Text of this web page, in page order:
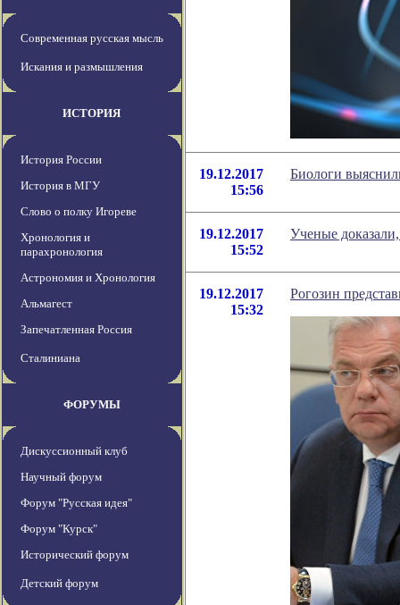
Современная русская мысль
Искания и размышления
ИСТОРИЯ
История России
История в МГУ
Слово о полку Игореве
Хронология и
парахронология
Астрономия и Хронология
Альмагест
Запечатленная Россия
Сталиниана
ФОРУМЫ
Дискуссионный клуб
Научный форум
Форум "Русская идея"
Форум "Курск"
Исторический форум
Детский форум
19.12.2017
15:56
Биологи
19.12.2017
15:52
Ученые
19.12.2017
15:32
Рогозин